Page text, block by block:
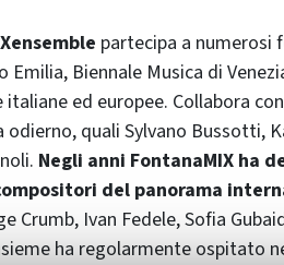
partecipa a numerosi
Emilia, Biennale Musica di
italiane ed europee. Collabora
odierno, quali Sylvano Bussotti,
Negli anni FontanaMIX ha
del panorama
Crumb, Ivan Fedele, Sofia
ha regolarmente ospitato